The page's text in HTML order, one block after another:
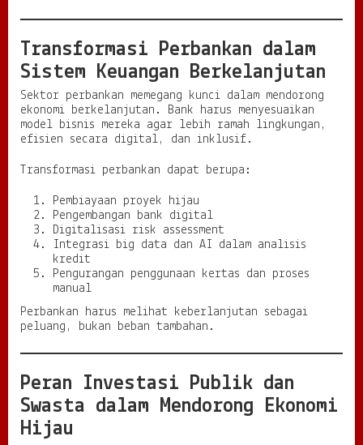
Transformasi Perbankan dalam
Sistem Keuangan Berkelanjutan
Sektor perbankan memegang kunci dalam mendorong
ekonomi berkelanjutan. Bank harus menyesuaikan
model bisnis mereka agar lebih ramah lingkungan,
efisien secara digital, dan inklusif.
Transformasi perbankan dapat berupa:
Pembiayaan proyek hijau
Pengembangan bank digital
Digitalisasi risk assessment
Integrasi big data dan AI dalam analisis
kredit
Pengurangan penggunaan kertas dan proses
manual
Perbankan harus melihat keberlanjutan sebagai
peluang, bukan beban tambahan.
Peran Investasi Publik dan
Swasta dalam Mendorong Ekonomi
Hijau